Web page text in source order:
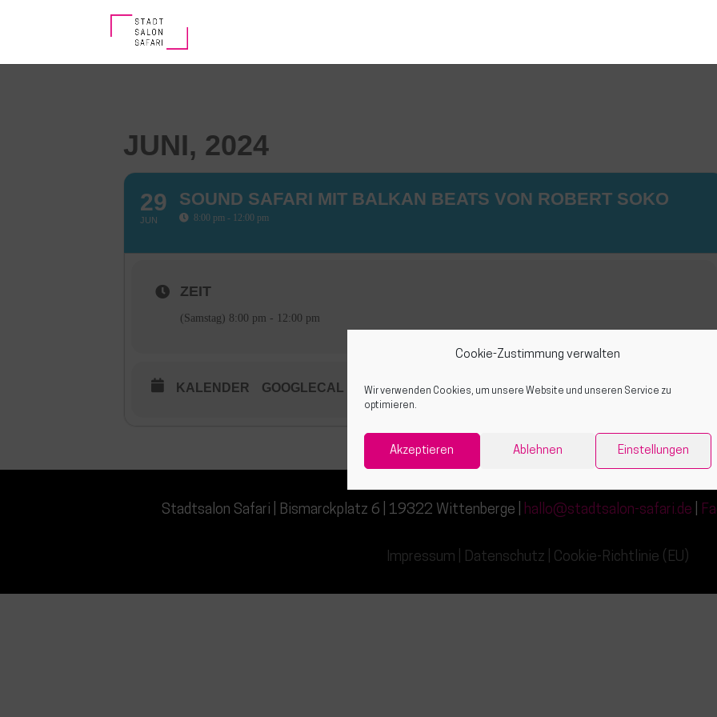
Cookie-Zustimmung verwalten
Wir verwenden Cookies, um unsere Website und unseren Service zu
optimieren.
Akzeptieren Ablehnen Einstellungen
JUNI, 2024
29
JUN
SOUND SAFARI MIT BALKAN BEATS VON ROBERT SOKO
8:00 pm - 12:00 pm
ZEIT
(Samstag) 8:00 pm - 12:00 pm
KALENDER GOOGLECAL
Stadtsalon Safari | Bismarckplatz 6 | 19322 Wittenberge | hallo@stadtsalon-safari.de
Impressum Datenschutz Cookie-Richtlinie (EU)